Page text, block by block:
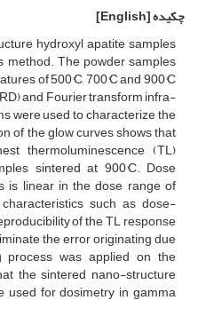
چکیده[English]
hydroxyl apatite samples
method. The powder samples
of 500°C, 700°C and 900°C
and Fourier transform infra-
were used to characterize the
of the glow curves shows that
thermoluminescence (TL)
sintered at 900°C. Dose
is linear in the dose range of
such as dose-
of the TL response
the error originating due
process was applied on the
the sintered nano-structure
used for dosimetry in gamma